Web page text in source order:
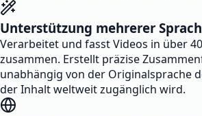
Unterstützung mehrerer
Verarbeitet und fasst Videos in über
zusammen. Erstellt präzise
unabhängig von der Originalsprache
der Inhalt weltweit zugänglich wird.